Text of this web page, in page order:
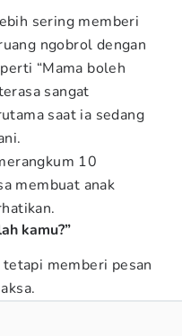
sering memberi
ngobrol dengan
“Mama boleh
sangat
saat ia sedang
10
membuat anak
kamu?”
memberi pesan